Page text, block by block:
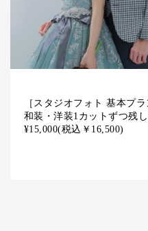
［京都チャペルスタジオ
衣裳2着付でセレモニーと
で叶います